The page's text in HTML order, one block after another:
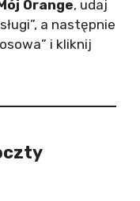
Mój Orange, udaj
a następnie
i kliknij